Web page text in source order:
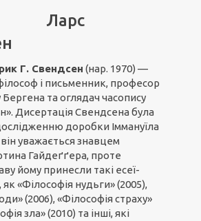
Ларс
Г. Свендсен (нар. 1970) —
і письменник, професор
Бергена та оглядач часопису
Дисертація Свендсена була
доробки Іммануїла
уважається знавцем
Гайдеґґера, проте
йому принесли такі есеї-
«Філософія нудьги» (2005),
(2006), «Філософія страху»
зла» (2010) та інші, які